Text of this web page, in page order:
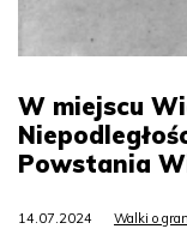
W miejscu
Powstania
14.07.2024 Walki o